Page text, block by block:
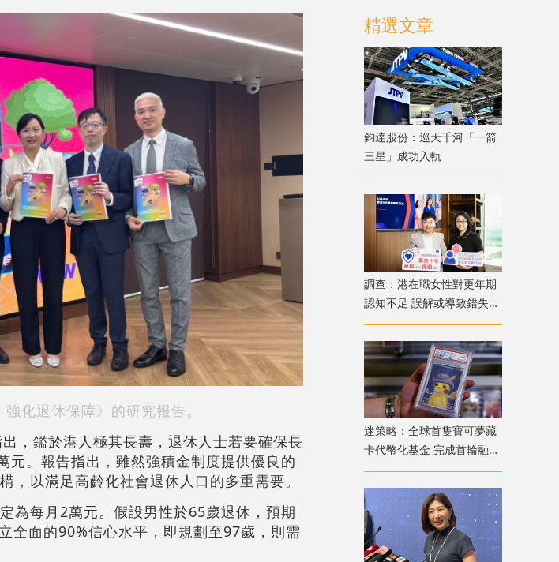
化退休保障》的研究報告。
，鑑於港人極其長壽，退休人士若要確保長
。報告指出，雖然強積金制度提供優良的
以滿足高齡化社會退休人口的多重需要。
為每月2萬元。假設男性於65歲退休，預期
全面的90%信心水平，即規劃至97歲，則需
精選文章
鈞達股份：巡天千河「一箭
三星」成功入軌
調查：港在職女性對更年期
認知不足 誤解或導致錯失
「黃金預防期」
迷策略：全球首隻寶可夢藏
卡代幣化基金 完成首輪融資
兼獲超購